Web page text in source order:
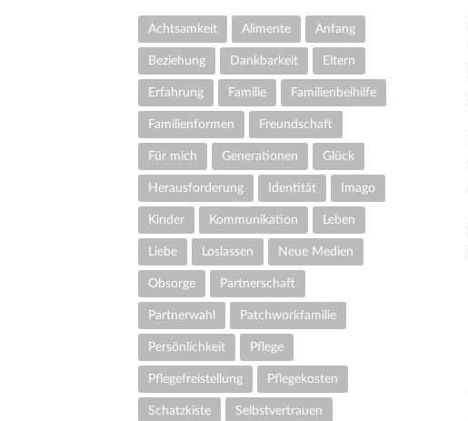
Achtsamkeit Alimente Anfang
Beziehung Dankbarkeit Eltern
Erfahrung Familie Familienbeihilfe
Familienformen Freundschaft
Für mich Generationen Glück
Herausforderung Identität Imago
Kinder Kommunikation Leben
Liebe Loslassen Neue Medien
Obsorge Partnerschaft
Partnerwahl Patchworkfamilie
Persönlichkeit Pflege
Pflegefreistellung Pflegekosten
Schatzkiste Selbstvertrauen